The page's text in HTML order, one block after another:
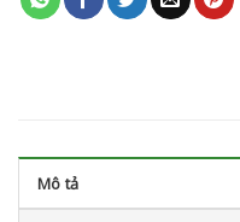
Mô tả